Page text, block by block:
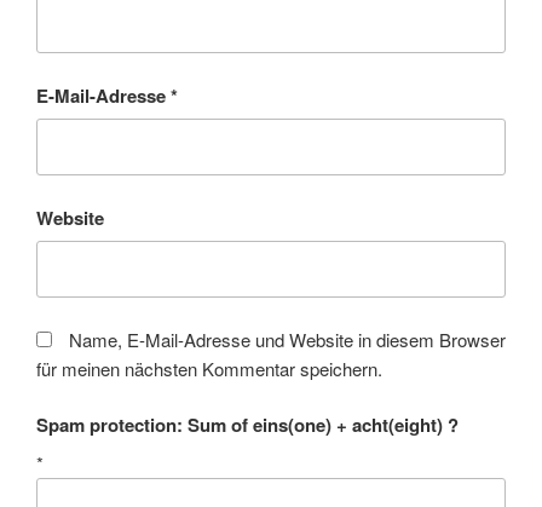
E-Mail-Adresse*
Website
Name, E-Mail-Adresse und Website in diesem Browser
für meinen nächsten Kommentar speichern.
Spam protection: Sum of eins(one) + acht(eight) ?
*